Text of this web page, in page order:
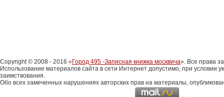
Copyright © 2008 - 2016 « Город 495 -Записная книжка москвича». Все права
Использование материалов сайта в сети Интернет допустимо, при условии
заимствования.
Обо всех замеченных нарушениях авторских прав на материалы,